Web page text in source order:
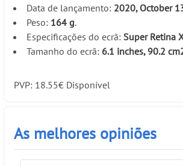
Data de lançamento: 2020, October
Peso: 164 g.
Especificações do ecrã:Super Retina
Tamanho do ecrã: 6.1 inches, 90.2
PVP: 18.55€ Disponível
As melhores opiniões